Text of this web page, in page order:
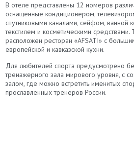
В отеле представлены 12 номеров
оснащенные кондиционером,
спутниковыми каналами, сейфом, ванной
текстилем и косметическими
расположен ресторан «AFSATI» с
европейской и кавказской кухни.
Для любителей спорта предусмотрено
тренажерного зала мирового уровня, с
залом, где можно встретить именитых
прославленных тренеров России.